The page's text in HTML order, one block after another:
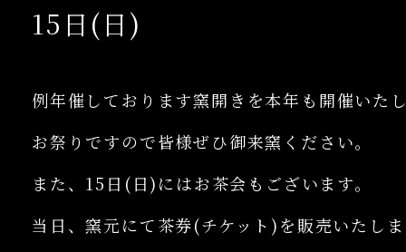
15日(日)
例年催しております窯開きを本年も開催いた
お祭りですので皆様ぜひ御来窯ください。
また、15日(日)にはお茶会もございます。
当日、窯元にて茶券(チケット)を販売いたし